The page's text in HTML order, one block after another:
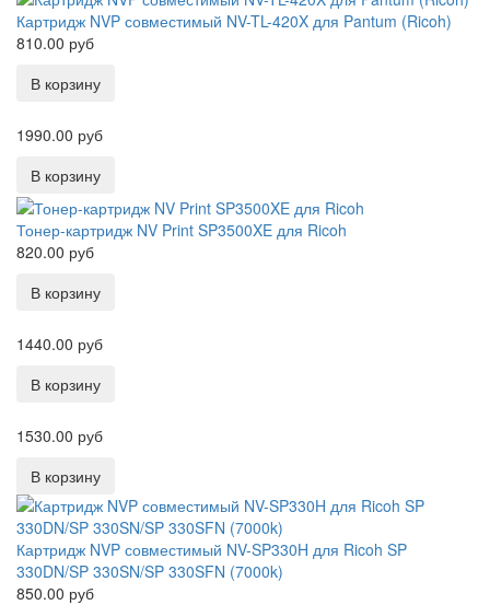
Картридж NVP совместимый NV-TL-420X для Pantum (Ricoh)
810.00 руб
1990.00 руб
Тонер-картридж NV Print SP3500XE для Ricoh
820.00 руб
1440.00 руб
1530.00 руб
Картридж NVP совместимый NV-SP330H для Ricoh SP
330DN/SP 330SN/SP 330SFN (7000k)
850.00 руб